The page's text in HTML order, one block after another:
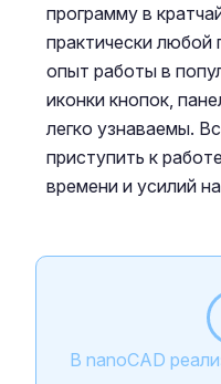
программу в
практически
опыт работы в
иконки кнопок,
легко узнаваемы.
приступить к
времени и усилий
В nanoCAD